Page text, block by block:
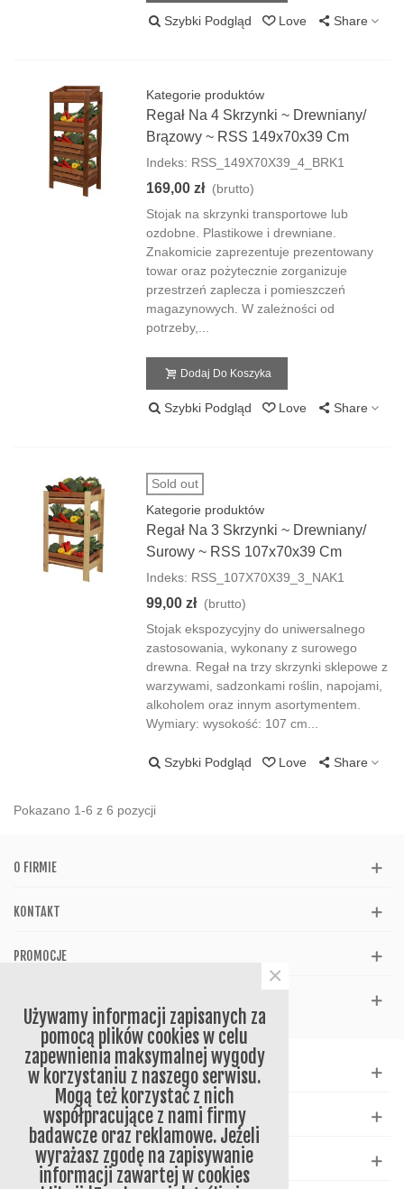
Szybki Podgląd Love Share
Kategorie produktów
Regał Na 4 Skrzynki ~ Drewniany/
Brązowy ~ RSS 149x70x39 Cm
Indeks: RSS_149X70X39_4_BRK1
169,00 zł (brutto)
Stojak na skrzynki transportowe lub
ozdobne. Plastikowe i drewniane.
Znakomicie zaprezentuje prezentowany
towar oraz pożytecznie zorganizuje
przestrzeń zaplecza i pomieszczeń
magazynowych. W zależności od
potrzeby,...
Dodaj Do Koszyka
Szybki Podgląd Love Share
Sold out
Kategorie produktów
Regał Na 3 Skrzynki ~ Drewniany/
Surowy ~ RSS 107x70x39 Cm
Indeks: RSS_107X70X39_3_NAK1
99,00 zł (brutto)
Stojak ekspozycyjny do uniwersalnego
zastosowania, wykonany z surowego
drewna. Regał na trzy skrzynki sklepowe z
warzywami, sadzonkami roślin, napojami,
alkoholem oraz innym asortymentem.
Wymiary: wysokość: 107 cm...
Szybki Podgląd Love Share
Pokazano 1-6 z 6 pozycji
O FIRMIE
KONTAKT
PROMOCJE
WSPARCIE
KATALOG
NEWSLETTER
Używamy informacji zapisanych za
pomocą plików cookies w celu
zapewnienia maksymalnej wygody
w korzystaniu z naszego serwisu.
Mogą też korzystać z nich
współpracujące z nami firmy
badawcze oraz reklamowe. Jeżeli
wyrażasz zgodę na zapisywanie
informacji zawartej w cookies
×